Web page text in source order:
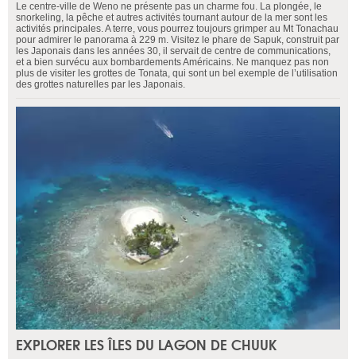
Le centre-ville de Weno ne présente pas un charme fou. La plongée, le
snorkeling, la pêche et autres activités tournant autour de la mer sont les
activités principales. A terre, vous pourrez toujours grimper au Mt Tonachau
pour admirer le panorama à 229 m. Visitez le phare de Sapuk, construit par
les Japonais dans les années 30, il servait de centre de communications,
et a bien survécu aux bombardements Américains. Ne manquez pas non
plus de visiter les grottes de Tonata, qui sont un bel exemple de l’utilisation
des grottes naturelles par les Japonais.
EXPLORER LES ÎLES DU LAGON DE CHUUK